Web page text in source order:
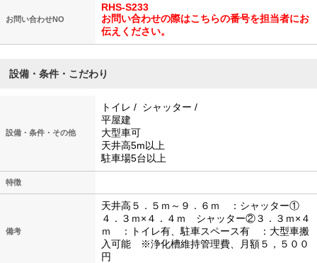
お問い合わせNO
RHS-S233
お問い合わせの際はこちらの番号を担当者にお
伝えください。
設備・条件・こだわり
設備・条件・その他
トイレ / シャッター /
平屋建
大型車可
天井高5m以上
駐車場5台以上
特徴
備考
天井高５．５ｍ～９．６ｍ ：シャッター①
４．３ｍ×４．４ｍ シャッター②３．３ｍ×４
ｍ ：トイレ有、駐車スペース有 ：大型車搬
入可能 ※浄化槽維持管理費、月額５，５００
円